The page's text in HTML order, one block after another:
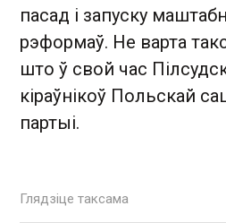
пасад і запуску
рэформаў. Не варта
што ў свой час
кіраўнікоў Польскай
партыі.
Глядзіце таксама